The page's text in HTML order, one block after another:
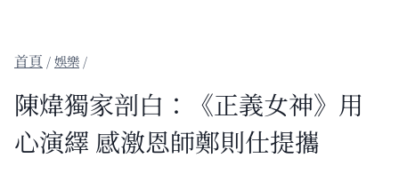
/娛樂 /
陳煒獨家剖白：《正義女神》用
心演繹 感激恩師鄭則仕提攜